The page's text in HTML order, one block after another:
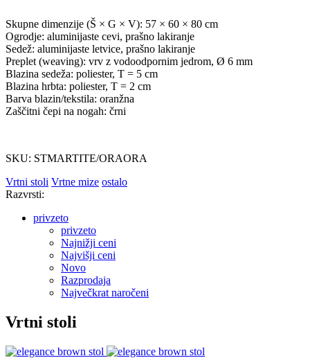
Skupne dimenzije (Š × G × V): 57 × 60 × 80 cm
Ogrodje: aluminijaste cevi, prašno lakiranje
Sedež: aluminijaste letvice, prašno lakiranje
Preplet (weaving): vrv z vodoodpornim jedrom, Ø 6 mm
Blazina sedeža: poliester, T = 5 cm
Blazina hrbta: poliester, T = 2 cm
Barva blazin/tekstila: oranžna
Zaščitni čepi na nogah: črni
SKU: STMARTITE/ORAORA
Vrtni stoli Vrtne mize ostalo
Razvrsti:
privzeto
privzeto
Najnižji ceni
Najvišji ceni
Novo
Razprodaja
Največkrat naročeni
Vrtni stoli